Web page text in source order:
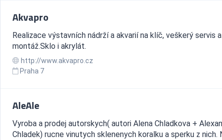
Akvapro
Realizace výstavních nádrží a akvarií na klíč, veškerý servis a
montáž.Sklo i akrylát.
http://www.akvapro.cz
Praha 7
AleAle
Vyroba a prodej autorskych( autori Alena Chladkova +
Chladek) rucne vinutych sklenenych koralku a sperku z nich.